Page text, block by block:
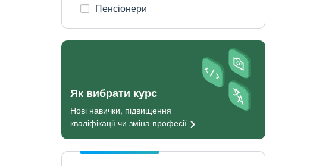
Пенсіонери
Як вибрати курс
Нові навички, підвищення
кваліфікації чи зміна професії